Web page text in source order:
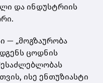
და ინდუსტრიის
— „მოგზაურობა
ცოდნის
ისე ენთუზიასტი